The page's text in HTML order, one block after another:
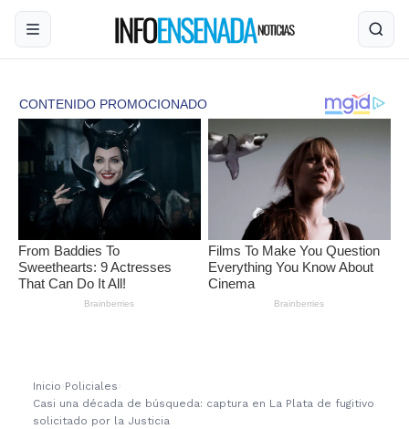
Inicio ›Policiales ›
Casi una década de búsqueda: captura en La Plata de fugitivo
solicitado por la Justicia